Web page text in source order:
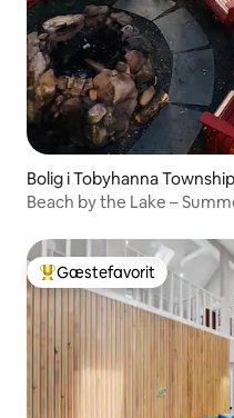
Bolig i Tobyhanna Township
Beach by the Lake –
Bedste gæstefavorit
Gæstefavorit